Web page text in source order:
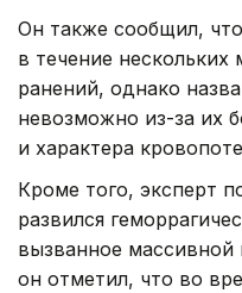
Он также сообщил,
в течение нескольких
ранений, однако
невозможно из-за их
и характера
Кроме того, эксперт
развился
вызванное
он отметил, что во